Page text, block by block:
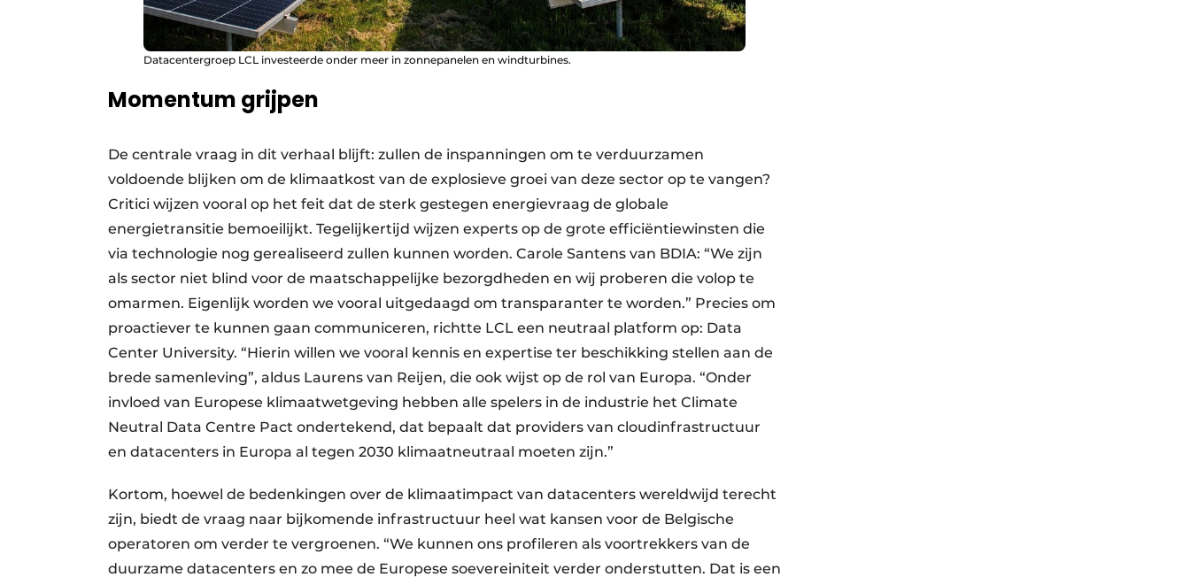
Datacentergroep LCL investeerde onder meer in zonnepanelen en windturbines.
Momentum grijpen
De centrale vraag in dit verhaal blijft: zullen de inspanningen om te verduurzamen
voldoende blijken om de klimaatkost van de explosieve groei van deze sector op te vangen?
Critici wijzen vooral op het feit dat de sterk gestegen energievraag de globale
energietransitie bemoeilijkt. Tegelijkertijd wijzen experts op de grote efficiëntiewinsten die
via technologie nog gerealiseerd zullen kunnen worden. Carole Santens van BDIA: “We zijn
als sector niet blind voor de maatschappelijke bezorgdheden en wij proberen die volop te
omarmen. Eigenlijk worden we vooral uitgedaagd om transparanter te worden.” Precies om
proactiever te kunnen gaan communiceren, richtte LCL een neutraal platform op: Data
Center University. “Hierin willen we vooral kennis en expertise ter beschikking stellen aan de
brede samenleving”, aldus Laurens van Reijen, die ook wijst op de rol van Europa. “Onder
invloed van Europese klimaatwetgeving hebben alle spelers in de industrie het Climate
Neutral Data Centre Pact ondertekend, dat bepaalt dat providers van cloudinfrastructuur
en datacenters in Europa al tegen 2030 klimaatneutraal moeten zijn.”
Kortom, hoewel de bedenkingen over de klimaatimpact van datacenters wereldwijd terecht
zijn, biedt de vraag naar bijkomende infrastructuur heel wat kansen voor de Belgische
operatoren om verder te vergroenen. “We kunnen ons profileren als voortrekkers van de
duurzame datacenters en zo mee de Europese soevereiniteit verder onderstutten. Dat is een